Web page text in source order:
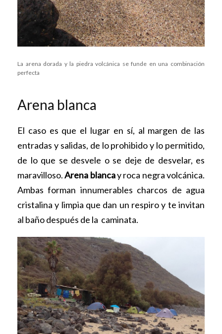
La arena dorada y la piedra volcánica se funde en una combinación
perfecta
Arena blanca
El caso es que el lugar en sí, al margen de las
entradas y salidas, de lo prohibido y lo permitido,
de lo que se desvele o se deje de desvelar, es
maravilloso.Arena blancay roca negra volcánica.
Ambas forman innumerables charcos de agua
cristalina y limpia que dan un respiro y te invitan
al baño después de la caminata.